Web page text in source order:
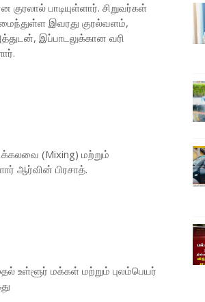
பாடியுள்ளார். சிறுவர்கள்
இவரது குரல்வளம்,
இப்பாடலுக்கான வரி
(Mixing) மற்றும்
ஆர்வின் பிரசாத்.
உள்ளூர் மக்கள் மற்றும் புலம்பெயர்